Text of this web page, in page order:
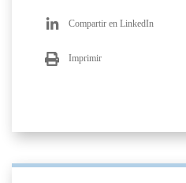
Compartir en LinkedIn
Imprimir